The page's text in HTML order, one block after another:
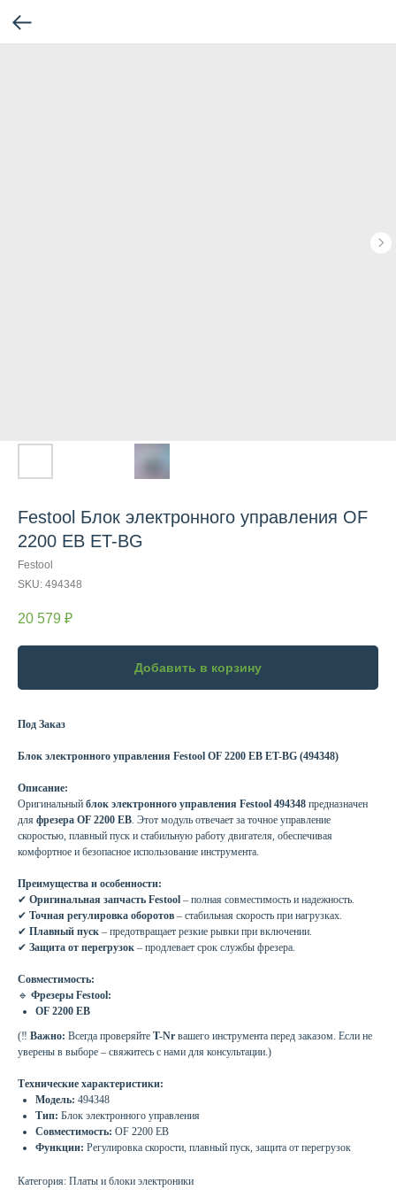
Festool Блок электронного управления OF
2200 EB ET-BG
Festool
SKU: 494348
20 579 ₽
Добавить в корзину
Под Заказ
Блок электронного управления Festool OF 2200 EB ET-BG (494348)
Описание:
Оригинальный блок электронного управления Festool 494348 предназначен
для фрезера OF 2200 EB. Этот модуль отвечает за точное управление
скоростью, плавный пуск и стабильную работу двигателя, обеспечивая
комфортное и безопасное использование инструмента.
Преимущества и особенности:
✔ Оригинальная запчасть Festool – полная совместимость и надежность.
✔ Точная регулировка оборотов – стабильная скорость при нагрузках.
✔ Плавный пуск – предотвращает резкие рывки при включении.
✔ Защита от перегрузок – продлевает срок службы фрезера.
Совместимость:
🔹 Фрезеры Festool:
OF 2200 EB
(‼ Важно: Всегда проверяйте T-Nr вашего инструмента перед заказом. Если не
уверены в выборе – свяжитесь с нами для консультации.)
Технические характеристики:
Модель: 494348
Тип: Блок электронного управления
Совместимость: OF 2200 EB
Функции: Регулировка скорости, плавный пуск, защита от перегрузок
Категория: Платы и блоки электроники